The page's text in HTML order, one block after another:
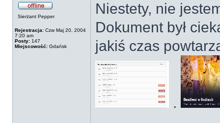
Sierżant Pepper
Rejestracja: Czw Maj 20, 2004
7:20 am
Posty: 147
Miejscowość: Gdańsk
Niestety, nie
Dokument był
jakiś czas
.